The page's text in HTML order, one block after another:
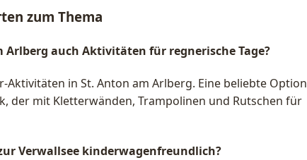
zum Thema
Arlberg auch Aktivitäten für regnerische Tage?
Aktivitäten in St. Anton am Arlberg. Eine beliebte Option
der mit Kletterwänden, Trampolinen und Rutschen für
Verwallsee kinderwagenfreundlich?